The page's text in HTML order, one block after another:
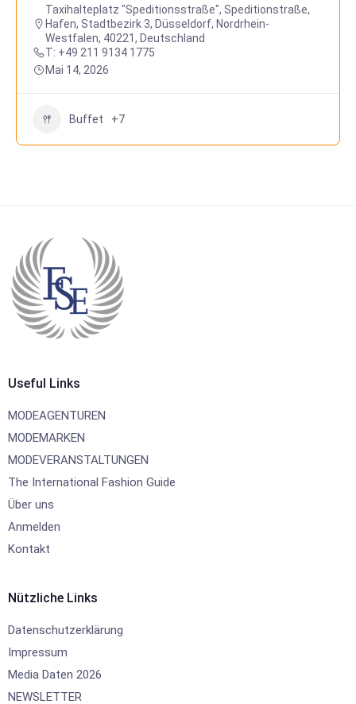
Taxihalteplatz "Speditionsstraße", Speditionstraße,
Hafen, Stadtbezirk 3, Düsseldorf, Nordrhein-
Westfalen, 40221, Deutschland
T: +49 211 9134 1775
Mai 14, 2026
Buffet +7
Useful Links
MODEAGENTUREN
MODEMARKEN
MODEVERANSTALTUNGEN
The International Fashion Guide
Über uns
Anmelden
Kontakt
Nützliche Links
Datenschutzerklärung
Impressum
Media Daten 2026
NEWSLETTER